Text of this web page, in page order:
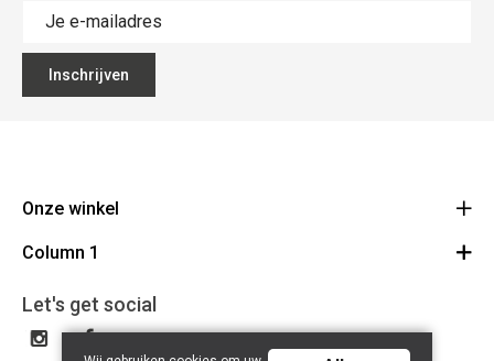
Inschrijven
Onze winkel
Mallebergplaats 13 - 8000 Brugge
050/33 25 75
BE 0648.822.409
Column 1
Cadeaubon
Let's get social